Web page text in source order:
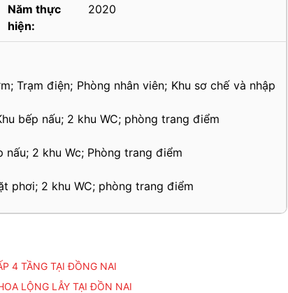
Năm thực
hiện:
2020
Trạm điện; Phòng nhân viên; Khu sơ chế và nhập
bếp nấu; 2 khu WC; phòng trang điểm
2 khu Wc; Phòng trang điểm
phơi; 2 khu WC; phòng trang điểm
4 TẦNG TẠI ĐỒNG NAI
LỘNG LẪY TẠI ĐỒN NAI